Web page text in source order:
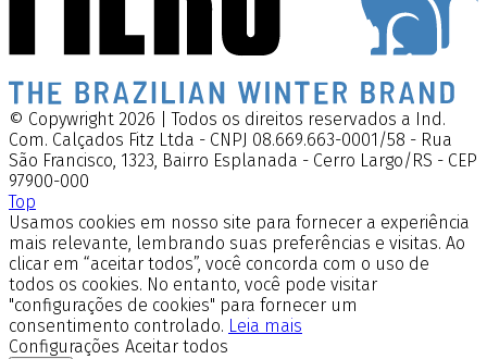
© Copywright 2026 | Todos os direitos reservados a Ind.
Com. Calçados Fitz Ltda - CNPJ 08.669.663-0001/58 - Rua
São Francisco, 1323, Bairro Esplanada - Cerro Largo/RS - CEP
97900-000
Top
Usamos cookies em nosso site para fornecer a experiência
mais relevante, lembrando suas preferências e visitas. Ao
clicar em “aceitar todos”, você concorda com o uso de
todos os cookies. No entanto, você pode visitar
"configurações de cookies" para fornecer um
consentimento controlado. Leia mais
Configurações Aceitar todos